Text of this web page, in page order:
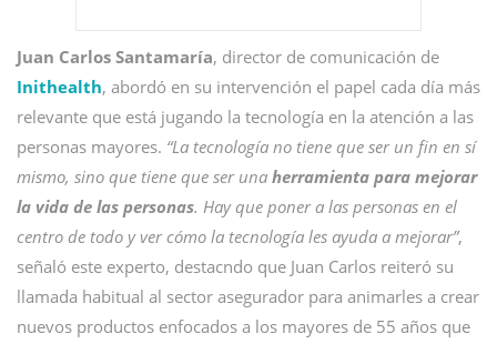
Juan Carlos Santamaría, director de comunicación de
Inithealth, abordó en su intervención el papel cada día más
relevante que está jugando la tecnología en la atención a las
personas mayores. “La tecnología no tiene que ser un fin en sí
mismo, sino que tiene que ser una herramienta para mejorar
la vida de las personas. Hay que poner a las personas en el
centro de todo y ver cómo la tecnología les ayuda a mejorar”,
señaló este experto, destacndo que Juan Carlos reiteró su
llamada habitual al sector asegurador para animarles a crear
nuevos productos enfocados a los mayores de 55 años que